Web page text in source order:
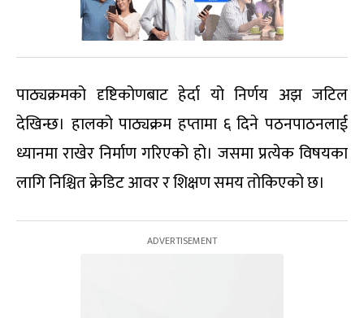
पाठ्यक्रमको दृष्टिकोणबाट हेर्दा यो निर्णय अझ जटिल
देखिन्छ। हालको पाठ्यक्रम हप्तामा ६ दिने पठनपाठनलाई
ध्यानमा राखेर निर्माण गरिएको हो। जसमा प्रत्येक विषयका
लागि निश्चित क्रेडिट आवर र शिक्षण समय तोकिएको छ।